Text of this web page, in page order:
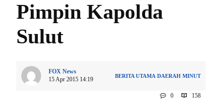
Pimpin Kapolda
Sulut
FOX News
15 Apr 2015 14:19
BERITA UTAMA DAERAH MINUT
0 158